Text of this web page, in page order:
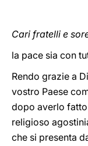
Cari fratelli e
la pace sia con
Rendo grazie a
vostro Paese
dopo averlo
religioso
che si presenta